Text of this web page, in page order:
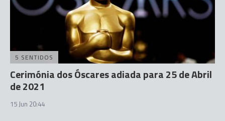
5 SENTIDOS
Cerimónia dos Óscares adiada para 25 de Abril
de 2021
15 Jun 20:44